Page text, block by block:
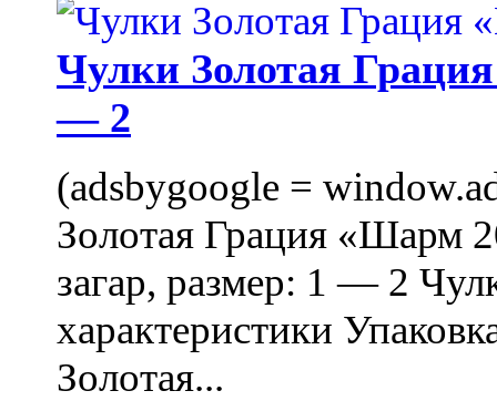
Чулки Золотая
— 2
(adsbygoogle =
Золотая Грация «Шарм
загар, размер: 1 — 2
характеристики
Золотая...